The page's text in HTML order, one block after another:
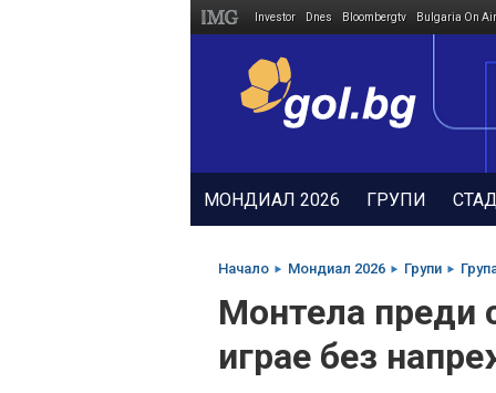
Investor Dnes Bloombergtv Bulgaria On Air
МОНДИАЛ 2026 ГРУПИ
Начало Мондиал 2026 Групи
Монтела преди
играе без